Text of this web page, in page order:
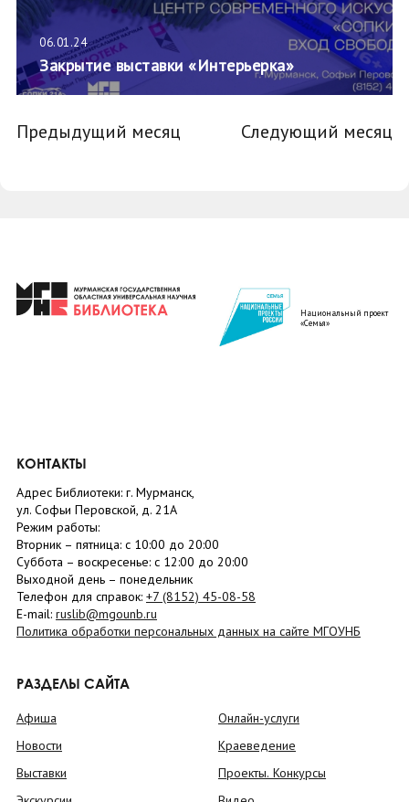
06.01.24
Закрытие выставки «Интерьерка»
Предыдущий месяц Следующий месяц
Национальный проект
«Семья»
КОНТАКТЫ
Адрес Библиотеки: г. Мурманск,
ул. Софьи Перовской, д. 21А
Режим работы:
Вторник – пятница: с 10:00 до 20:00
Суббота – воскресенье: c 12:00 до 20:00
Выходной день – понедельник
Телефон для справок: +7 (8152) 45-08-58
E-mail: ruslib@mgounb.ru
Политика обработки персональных данных на сайте МГОУНБ
РАЗДЕЛЫ САЙТА
Афиша
Новости
Выставки
Онлайн-услуги
Краеведение
Проекты. Конкурсы